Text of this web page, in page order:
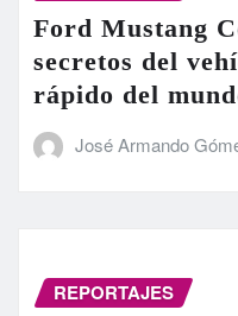
Ford Mustang
secretos del
rápido del
José Armando
REPORTAJES